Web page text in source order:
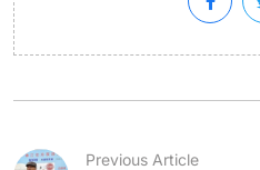
Previous Article